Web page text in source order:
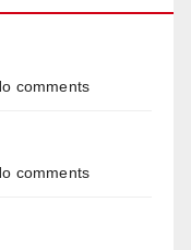
comments
comments